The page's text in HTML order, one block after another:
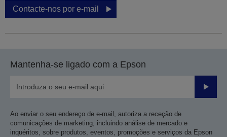
Contacte-nos por e-mail
Mantenha-se ligado com a Epson
Enviar
Ao enviar o seu endereço de e-mail, autoriza a receção de
comunicações de marketing, incluindo análise de mercado e
inquéritos, sobre produtos, eventos, promoções e serviços da Epson